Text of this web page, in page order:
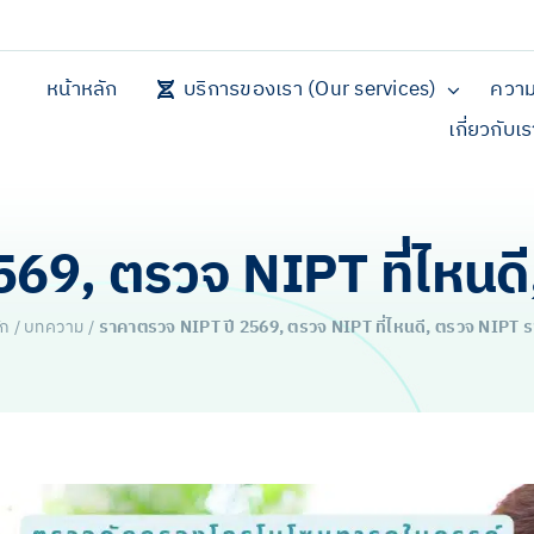
หน้าหลัก บริการของเรา (Our services)
ควา
เกี่ยวกับเ
ตรวจ NIPT ที่ไหน
/บทความ/ ราคาตรวจ NIPT ปี 2569, ตรวจ NIPT ที่ไหนดี, ตรวจ NIPT